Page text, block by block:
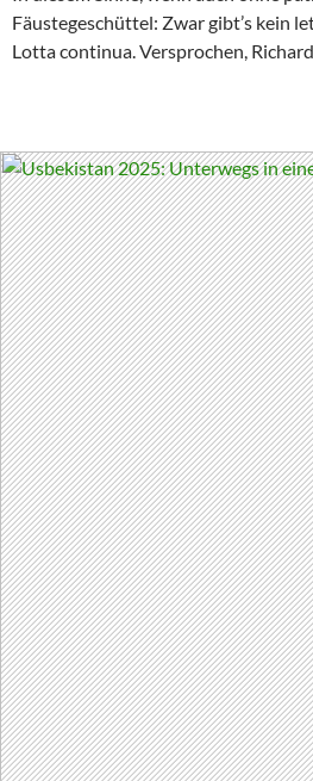
Fäustegeschüttel: Zwar gibt’s kein
Lotta continua. Versprochen,